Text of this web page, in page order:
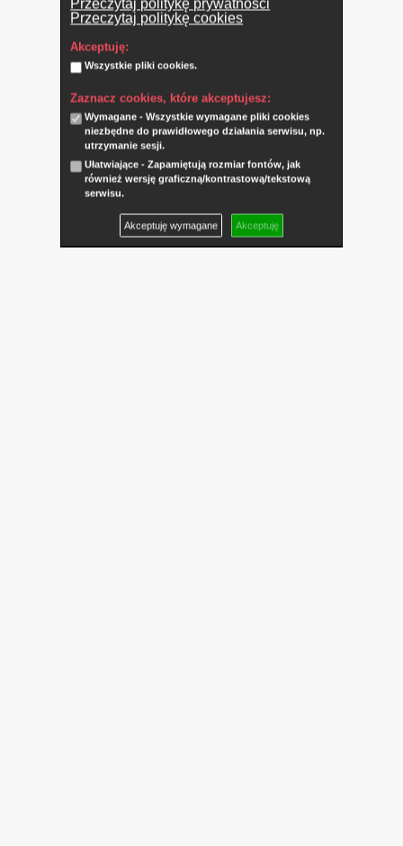
Przeczytaj politykę prywatności
Przeczytaj politykę cookies
Akceptuję:
Wszystkie pliki cookies.
Zaznacz cookies, które akceptujesz:
Wymagane - Wszystkie wymagane pliki cookies
niezbędne do prawidłowego działania serwisu, np.
utrzymanie sesji.
Ułatwiające - Zapamiętują rozmiar fontów, jak
również wersję graficzną/kontrastową/tekstową
serwisu.
Akceptuję wymagane Akceptuję